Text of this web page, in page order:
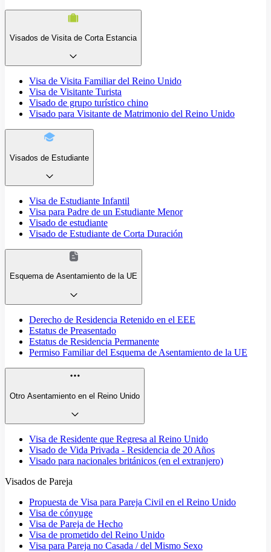
Visados de Visita de Corta Estancia
Visa de Visita Familiar del Reino Unido
Visa de Visitante Turista
Visado de grupo turístico chino
Visado para Visitante de Matrimonio del Reino Unido
Visados de Estudiante
Visa de Estudiante Infantil
Visa para Padre de un Estudiante Menor
Visado de estudiante
Visado de Estudiante de Corta Duración
Esquema de Asentamiento de la UE
Derecho de Residencia Retenido en el EEE
Estatus de Preasentado
Estatus de Residencia Permanente
Permiso Familiar del Esquema de Asentamiento de la UE
Otro Asentamiento en el Reino Unido
Visa de Residente que Regresa al Reino Unido
Visado de Vida Privada - Residencia de 20 Años
Visado para nacionales británicos (en el extranjero)
Visados de Pareja
Propuesta de Visa para Pareja Civil en el Reino Unido
Visa de cónyuge
Visa de Pareja de Hecho
Visa de prometido del Reino Unido
Visa para Pareja no Casada / del Mismo Sexo